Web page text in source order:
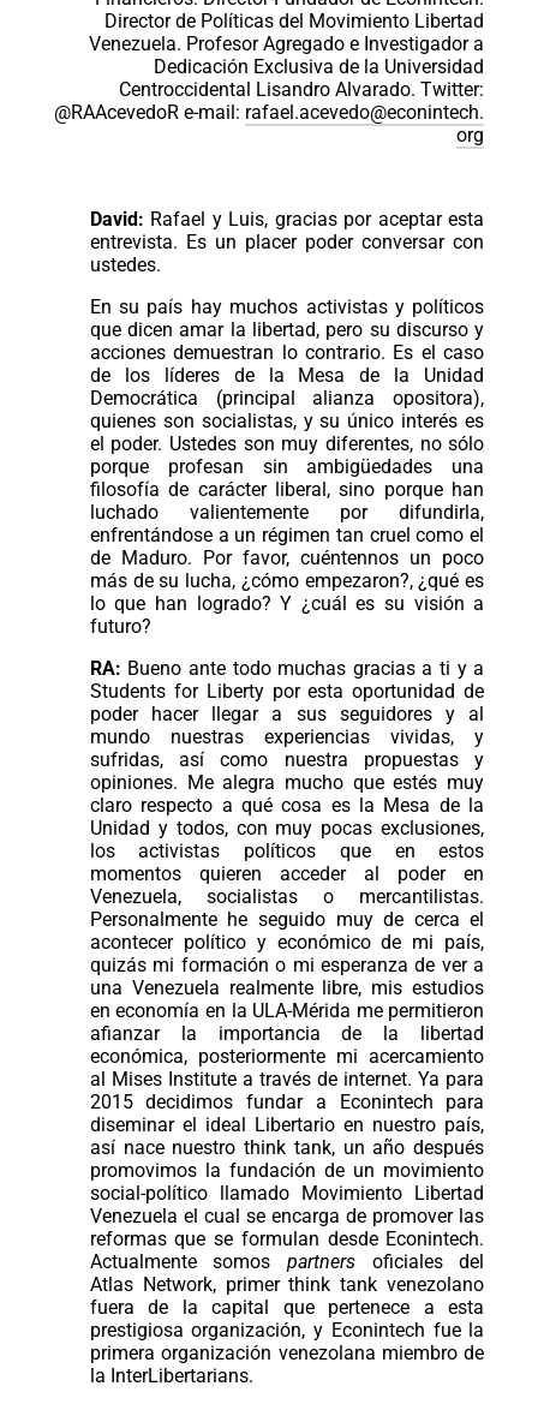
Director de Políticas del Movimiento Libertad
Venezuela. Profesor Agregado e Investigador a
Dedicación Exclusiva de la Universidad
Centroccidental Lisandro Alvarado. Twitter:
@RAAcevedoR e-mail: rafael.acevedo@econintech.
org
David: Rafael y Luis, gracias por aceptar esta
entrevista. Es un placer poder conversar con
ustedes.
En su país hay muchos activistas y políticos
que dicen amar la libertad, pero su discurso y
acciones demuestran lo contrario. Es el caso
de los líderes de la Mesa de la Unidad
Democrática (principal alianza opositora),
quienes son socialistas, y su único interés es
el poder. Ustedes son muy diferentes, no sólo
porque profesan sin ambigüedades una
filosofía de carácter liberal, sino porque han
luchado valientemente por difundirla,
enfrentándose a un régimen tan cruel como el
de Maduro. Por favor, cuéntennos un poco
más de su lucha, ¿cómo empezaron?, ¿qué es
lo que han logrado? Y ¿cuál es su visión a
futuro?
RA: Bueno ante todo muchas gracias a ti y a
Students for Liberty por esta oportunidad de
poder hacer llegar a sus seguidores y al
mundo nuestras experiencias vividas, y
sufridas, así como nuestra propuestas y
opiniones. Me alegra mucho que estés muy
claro respecto a qué cosa es la Mesa de la
Unidad y todos, con muy pocas exclusiones,
los activistas políticos que en estos
momentos quieren acceder al poder en
Venezuela, socialistas o mercantilistas.
Personalmente he seguido muy de cerca el
acontecer político y económico de mi país,
quizás mi formación o mi esperanza de ver a
una Venezuela realmente libre, mis estudios
en economía en la ULA-Mérida me permitieron
afianzar la importancia de la libertad
económica, posteriormente mi acercamiento
al Mises Institute a través de internet. Ya para
2015 decidimos fundar a Econintech para
diseminar el ideal Libertario en nuestro país,
así nace nuestro think tank, un año después
promovimos la fundación de un movimiento
social-político llamado Movimiento Libertad
Venezuela el cual se encarga de promover las
reformas que se formulan desde Econintech.
Actualmente somos partners oficiales del
Atlas Network, primer think tank venezolano
fuera de la capital que pertenece a esta
prestigiosa organización, y Econintech fue la
primera organización venezolana miembro de
la InterLibertarians.